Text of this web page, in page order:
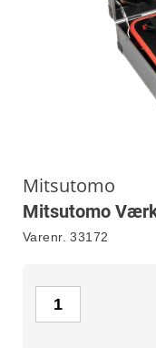
Mitsutomo
Mitsutomo
Varenr. 33172